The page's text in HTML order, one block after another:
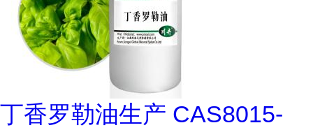
丁香罗勒油生产 CAS8015-